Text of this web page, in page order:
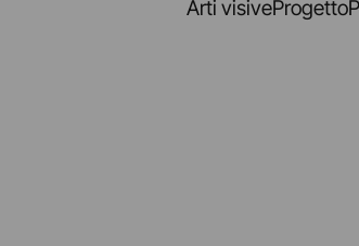
Arti visiveProgetto